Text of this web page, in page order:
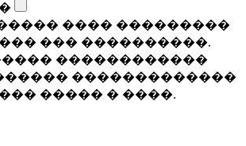
���� ���������
��� ����������.
������������
�������������
����� � ����.